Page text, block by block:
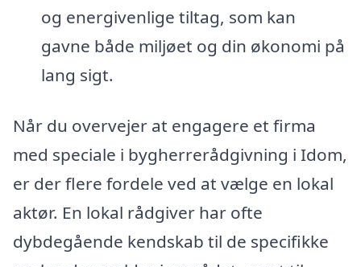
og energivenlige tiltag, som kan
gavne både miljøet og din økonomi på
lang sigt.
Når du overvejer at engagere et firma
med speciale i bygherrerådgivning i Idom,
er der flere fordele ved at vælge en lokal
aktør. En lokal rådgiver har ofte
dybdegående kendskab til de specifikke